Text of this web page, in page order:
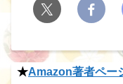
★Amazon著者ペー